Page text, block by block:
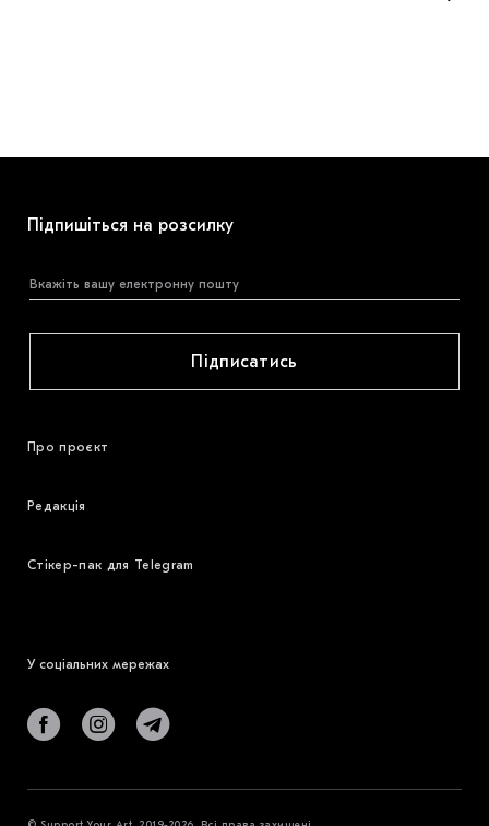
Підпишіться на розсилку
Підписатись
Про проєкт
Редакція
Стікер-пак для Telegram
У соціальних мережах